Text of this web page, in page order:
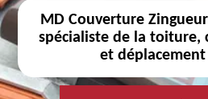
MD Couverture
spécialiste de la toiture,
et